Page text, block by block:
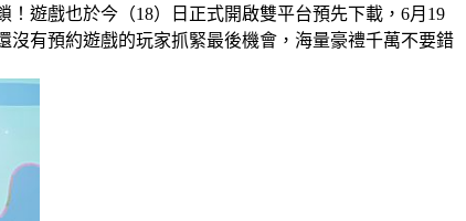
遊戲也於今（18）日正式開啟雙平台預先下載，6月19
沒有預約遊戲的玩家抓緊最後機會，海量豪禮千萬不要錯